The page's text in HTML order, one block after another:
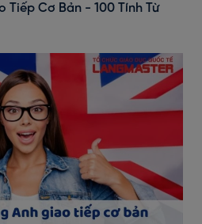
Tiếp Cơ Bản - 100 Tính Từ